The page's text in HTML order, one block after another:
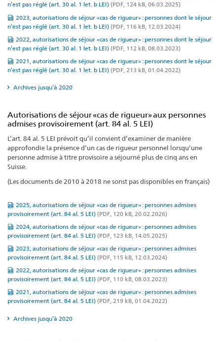
n’est pas réglé (art. 30 al. 1 let. b LEI) (PDF, 124 kB, 06.03.2025)
2023, autorisations de séjour «cas de rigueur» : personnes dont le séjour
n’est pas réglé (art. 30 al. 1 let. b LEI) (PDF, 116 kB, 12.03.2024)
2022, autorisations de séjour «cas de rigueur» : personnes dont le séjour
n’est pas réglé (art. 30 al. 1 let. b LEI) (PDF, 112 kB, 08.03.2023)
2021, autorisations de séjour «cas de rigueur» : personnes dont le séjour
n’est pas réglé (art. 30 al. 1 let. b LEI) (PDF, 213 kB, 01.04.2022)
Archives jusqu’à 2020
Autorisations de séjour «cas de rigueur» aux personnes
admises provisoirement (art. 84 al. 5 LEI)
L’art. 84 al. 5 LEI prévoit qu’il convient d’examiner de manière
approfondie la présence d’un cas de rigueur personnel lorsqu’une
personne admise à titre provisoire a séjourné plus de cinq ans en
Suisse.
(Les documents de 2010 à 2018 ne sonst pas disponibles en français)
2025, autorisations de séjour «cas de rigueur» : personnes admises
provisoirement (art. 84 al. 5 LEI) (PDF, 120 kB, 20.02.2026)
2024, autorisations de séjour «cas de rigueur» : personnes admises
provisoirement (art. 84 al. 5 LEI) (PDF, 123 kB, 14.05.2025)
2023, autorisations de séjour «cas de rigueur» : personnes admises
provisoirement (art. 84 al. 5 LEI) (PDF, 115 kB, 12.03.2024)
2022, autorisations de séjour «cas de rigueur» : personnes admises
provisoirement (art. 84 al. 5 LEI) (PDF, 110 kB, 08.03.2023)
2021, autorisations de séjour «cas de rigueur» : personnes admises
provisoirement (art. 84 al. 5 LEI) (PDF, 219 kB, 01.04.2022)
Archives jusqu’à 2020